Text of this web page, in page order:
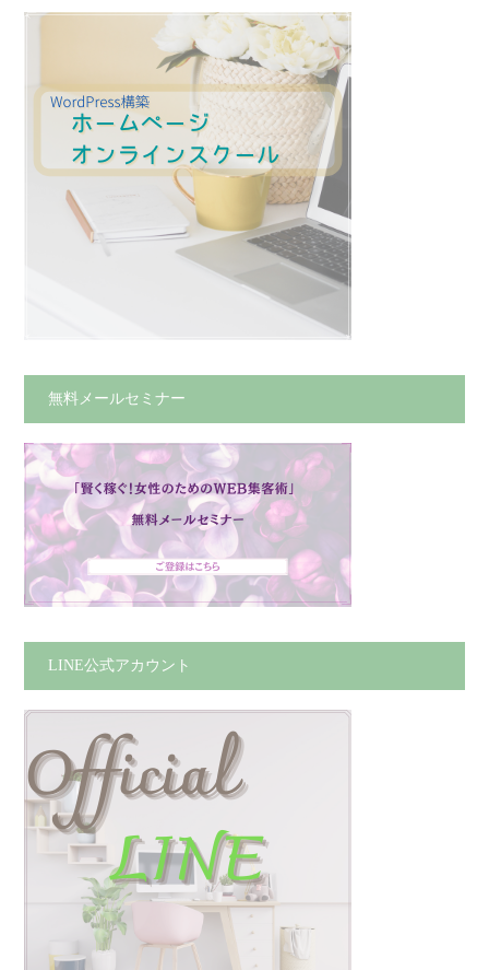
無料メールセミナー
LINE公式アカウント